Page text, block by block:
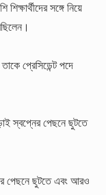
শিক্ষার্থীদের সঙ্গে নিয়ে
প্রেসিডেন্ট পদে
স্বপ্নের পেছনে ছুটতে
পেছনে ছুটতে এবং আরও